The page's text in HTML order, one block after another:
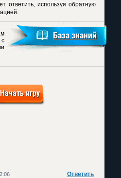
ответить, используя обратную
База знаний
Начать игру
Ответить